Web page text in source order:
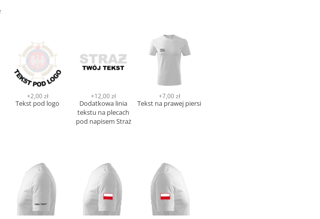
Tekst pod logo
+2,00 zł
Dodatkowa linia
tekstu na plecach
pod napisem Straż
+12,00 zł
Tekst na prawej piersi
+7,00 zł